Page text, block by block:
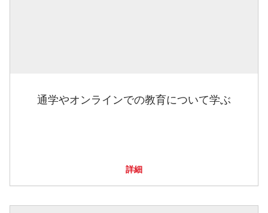
通学やオンラインでの教育について学ぶ
詳細